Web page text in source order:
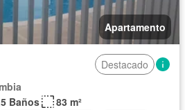
Apartamento
Destacado
Baños
83 m²